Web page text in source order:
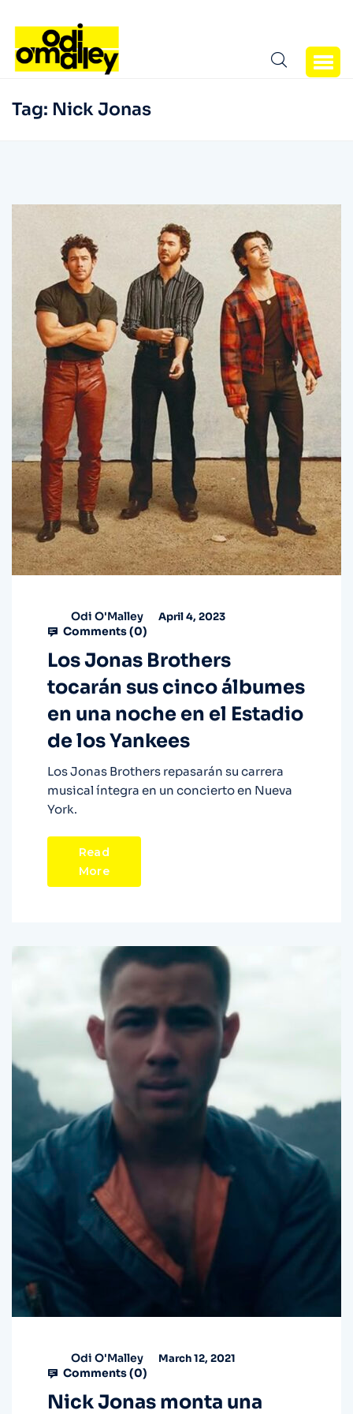
Tag: Nick Jonas
Odi O'Malley April 4, 2023
Comments (0)
Los Jonas Brothers
tocarán sus cinco álbumes
en una noche en el Estadio
de los Yankees
Los Jonas Brothers repasarán su carrera
musical íntegra en un concierto en Nueva
York.
Read
More
Odi O'Malley March 12, 2021
Comments (0)
Nick Jonas monta una